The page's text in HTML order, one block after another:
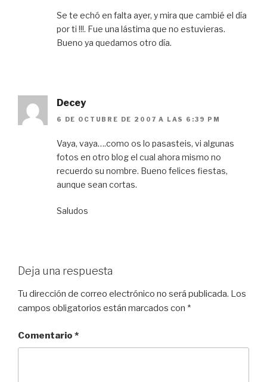
Se te echó en falta ayer, y mira que cambié el día
por ti !!!. Fue una lástima que no estuvieras.
Bueno ya quedamos otro día.
Decey
6 DE OCTUBRE DE 2007 A LAS 6:39 PM
Vaya, vaya….como os lo pasasteis, vi algunas
fotos en otro blog el cual ahora mismo no
recuerdo su nombre. Bueno felices fiestas,
aunque sean cortas.
Saludos
Deja una respuesta
Tu dirección de correo electrónico no será publicada. Los
campos obligatorios están marcados con *
Comentario *